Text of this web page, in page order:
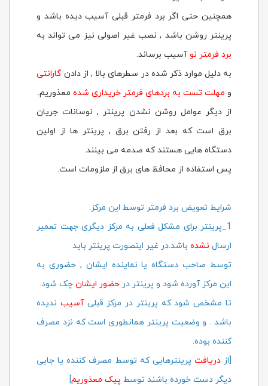
همچنین حتی اگر برد فرمتر قبلی آسیب دیده باشد و
پرینتر روشن باشد , نصب غیر اصولی نیز می تواند به
برد فرمتر نوآسیب برساند.
به دلیل موارد ذکر شده در سطرهای بالا , از دادن گارانتی
و مهلت تست به بردهای فرمتر خریداری شده معذوریم.
از دیگر عوامل روشن نشدن پرینتر , نوسانات جریان
برق است که بعد از رفتن برق , پرینتر ها از اولین
دستگاه هایی هستند که صدمه می بینند.
پس استفاده از محافظ های برق از ملزومات است.
شرایط تعویض برد فرمتر توسط این مرکز:
1_پرینتر برای مشکل فعلی به مرکز دیگری جهت تعمیر
ارسال نشده باشد.در غیر اینصورت پرینتر باید
توسط صاحب دستگاه یا نماینده ایشان , حضوری به
این مرکز آورده شود و پرینتر در حضور ایشان چک شود.
تا مشخص شود که پرینتر در مرکز قبلیآسیب ندیده
باشد . و وضعیت پرینتر همانطوری است که نزد مصرف
کننده بوده.
[ازدریافت پرینترهایی که توسط مصرف کننده یا جایی
دیگر دست خورده باشند توسط پیک معذوریم]